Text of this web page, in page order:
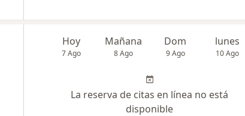
Hoy
7 Ago
Mañana
8 Ago
Dom
9 Ago
lunes
10 Ago
La reserva de citas en línea no está
disponible